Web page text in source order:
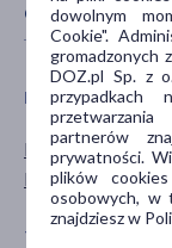
CECHY
PŁEĆ
Mężczyzna
Kobieta
TYP PRODUKTU
dowolnym
Cookie".
gromadzonych
DOZ.pl Sp. z
przypadkach
partnerów
prywatności.
plików
osobowych, w
znajdziesz w